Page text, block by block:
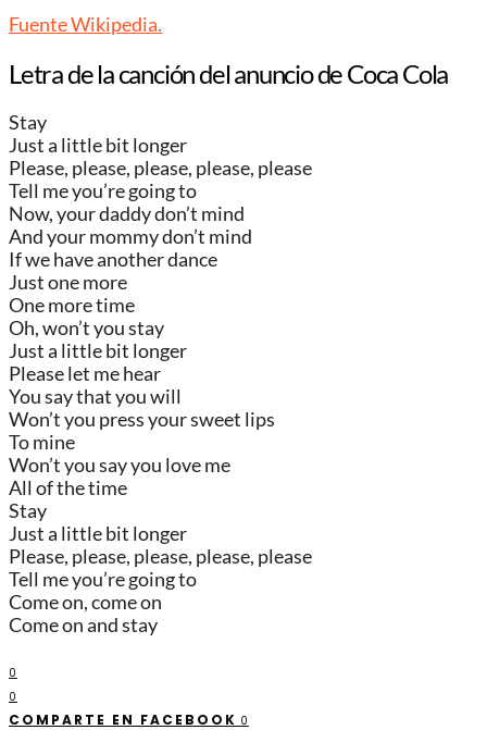
Fuente Wikipedia.
Letra de la canción del anuncio de Coca Cola
Stay
Just a little bit longer
Please, please, please, please, please
Tell me you’re going to
Now, your daddy don’t mind
And your mommy don’t mind
If we have another dance
Just one more
One more time
Oh, won’t you stay
Just a little bit longer
Please let me hear
You say that you will
Won’t you press your sweet lips
To mine
Won’t you say you love me
All of the time
Stay
Just a little bit longer
Please, please, please, please, please
Tell me you’re going to
Come on, come on
Come on and stay
0
0
COMPARTE EN FACEBOOK 0